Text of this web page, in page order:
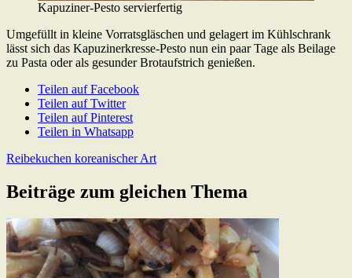
Kapuziner-Pesto servierfertig
Umgefüllt in kleine Vorratsgläschen und gelagert im Kühlschrank
lässt sich das Kapuzinerkresse-Pesto nun ein paar Tage als Beilage
zu Pasta oder als gesunder Brotaufstrich genießen.
Teilen auf Facebook
Teilen auf Twitter
Teilen auf Pinterest
Teilen in Whatsapp
Beitragsnavigation
Previous
Reibekuchen koreanischer Art
Beiträge zum gleichen Thema